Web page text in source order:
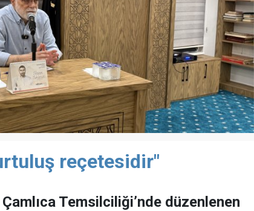
reçetesidir"
Temsilciliği’nde düzenlenen